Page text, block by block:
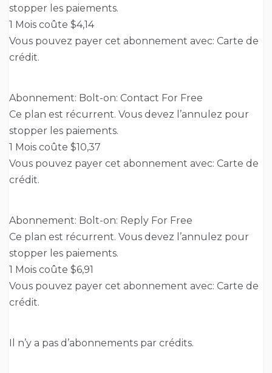
stopper les paiements.
1 Mois coûte $4,14
Vous pouvez payer cet abonnement avec: Carte de
crédit.
Abonnement: Bolt-on: Contact For Free
Ce plan est récurrent. Vous devez l’annulez pour
stopper les paiements.
1 Mois coûte $10,37
Vous pouvez payer cet abonnement avec: Carte de
crédit.
Abonnement: Bolt-on: Reply For Free
Ce plan est récurrent. Vous devez l’annulez pour
stopper les paiements.
1 Mois coûte $6,91
Vous pouvez payer cet abonnement avec: Carte de
crédit.
Il n’y a pas d’abonnements par crédits.